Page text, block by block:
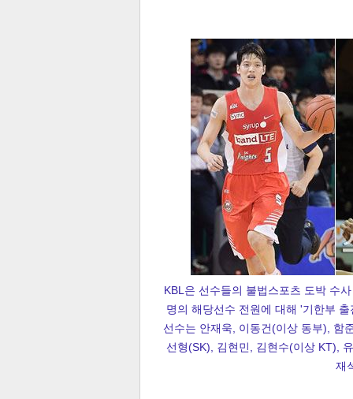
KBL은 선수들의 불법스포츠 도박 수
명의 해당선수 전원에 대해 '기한부
선수는 안재욱, 이동건(이상 동부), 함
선형(SK), 김현민, 김현수(이상 KT),
재